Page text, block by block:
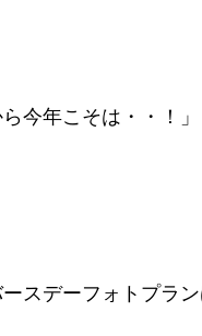
今年こそは・・！」
スデーフォトプラ